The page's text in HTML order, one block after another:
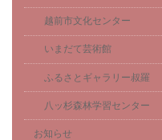
越前市文化センター
いまだて芸術館
ふるさとギャラリー叔羅
八ッ杉森林学習センター
お知らせ